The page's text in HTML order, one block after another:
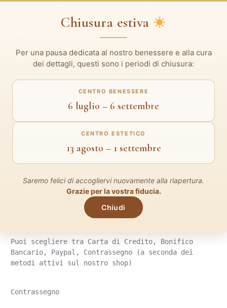
Metodi di pagamento
Pagare è semplice e sicuro.
Puoi scegliere tra Carta di Credito, Bonifico
Bancario, Paypal, Contrassegno (a seconda dei
metodi attivi sul nostro shop)
Contrassegno
Chiusura estiva
Per una pausa dedicata al nostro benessere e alla cura
dei dettagli, questi sono i periodi di chiusura:
CENTRO BENESSERE
6 luglio – 6 settembre
CENTRO ESTETICO
13 agosto – 1 settembre
Saremo felici di accogliervi nuovamente alla riapertura.
Grazie per la vostra fiducia.
Chiudi